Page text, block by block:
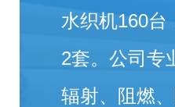
水织机160台
2套。公司专
辐射、阻燃